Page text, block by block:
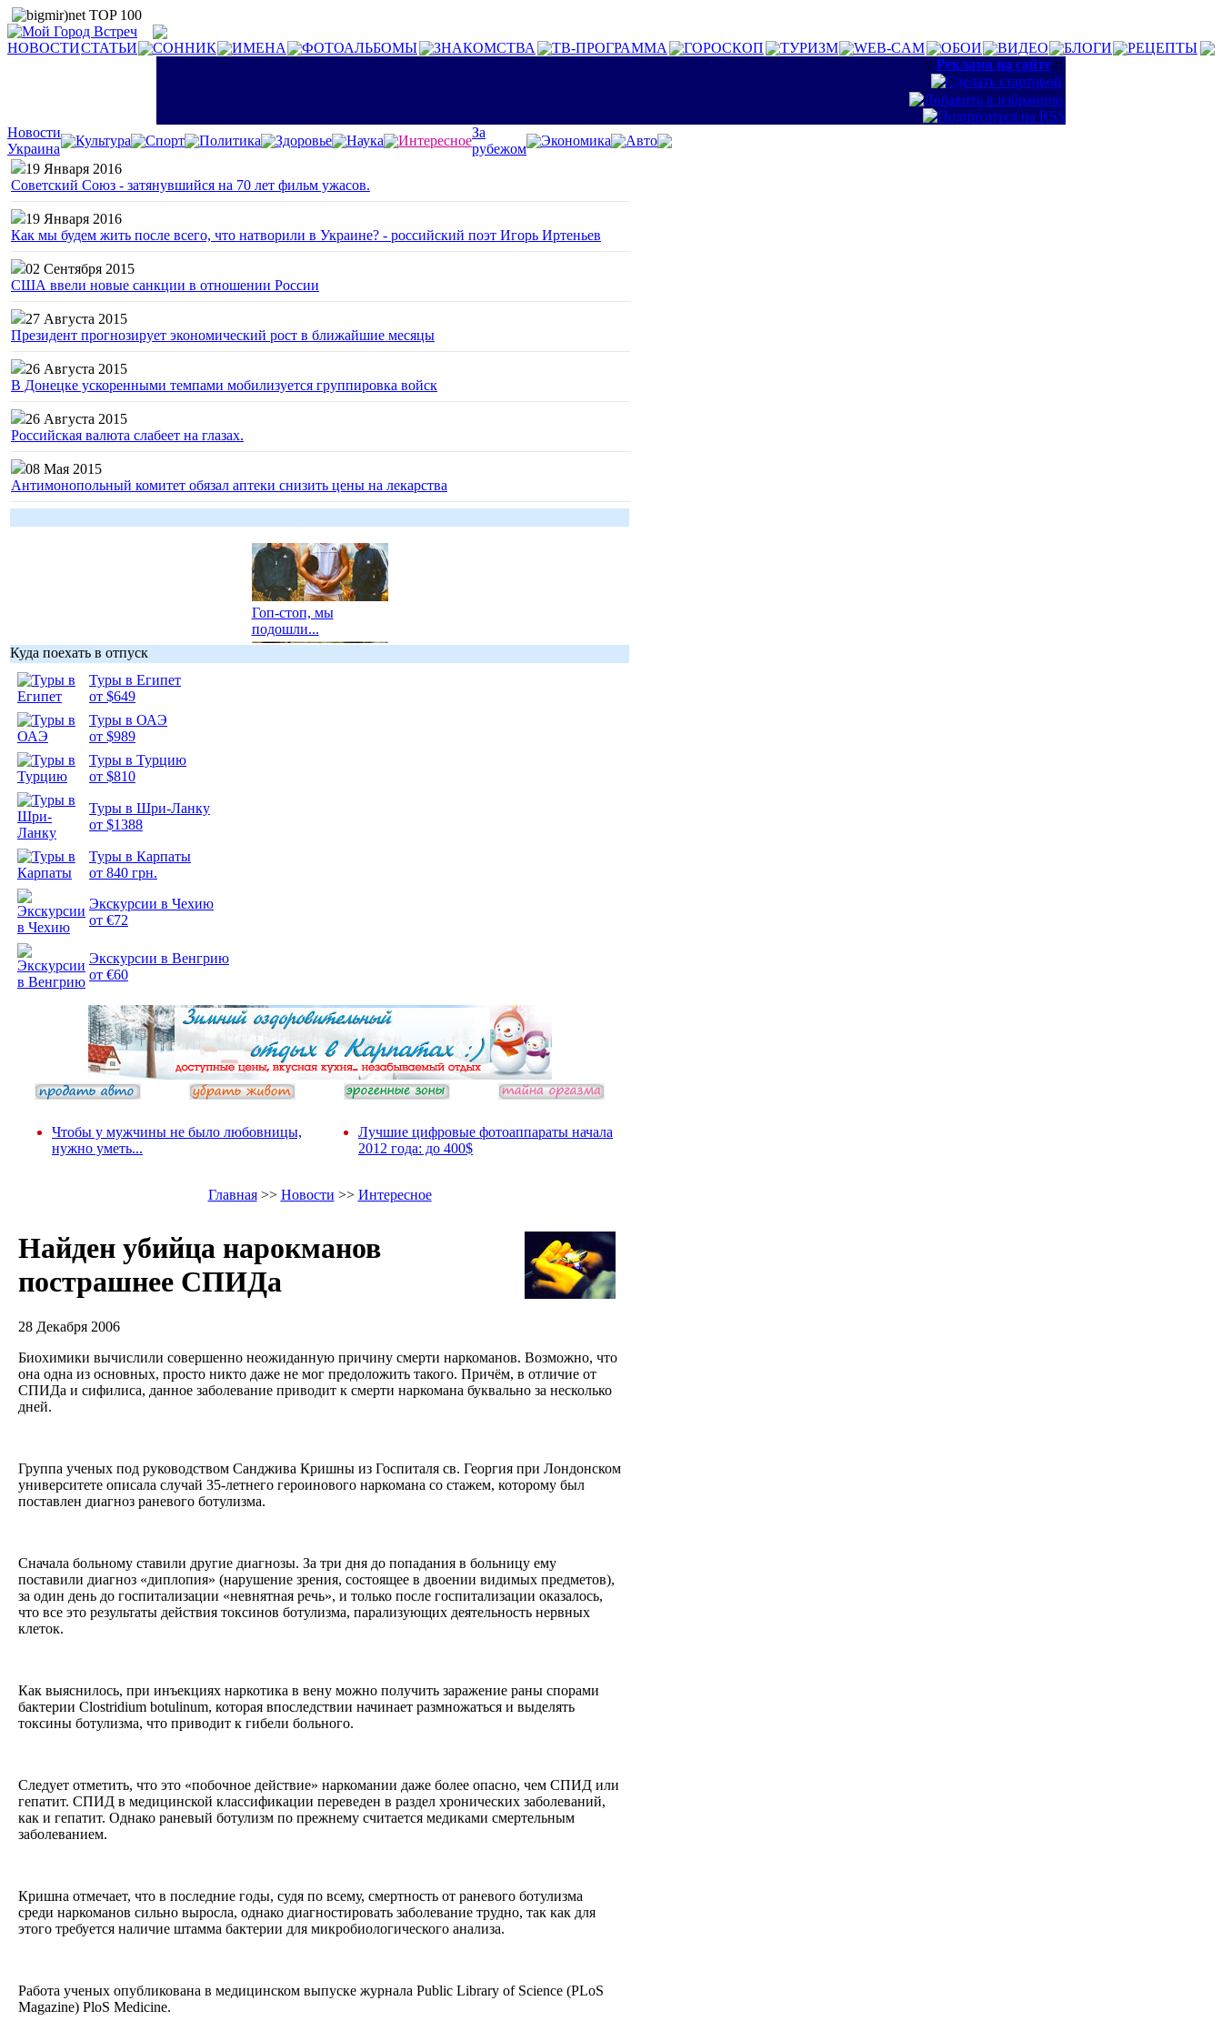
НОВОСТИСТАТЬИ СОННИК ИМЕНА ФОТОАЛЬБОМЫ ЗНАКОМСТВА ТВ-ПРОГРАММА ГОРОСКОП ТУРИЗМ WEB-CAM ОБОИ ВИДЕО БЛОГИ
РЕЦЕПТЫ
:: Реклама на сайте ::
Новости
Украина
Культура Спорт Политика Здоровье Наука Интересное
За
рубежом
Экономика
Авто
19 Января 2016
Советский Союз - затянувшийся на 70 лет фильм ужасов.
19 Января 2016
Как мы будем жить после всего, что натворили в Украине? - российский поэт Игорь Иртеньев
02 Сентября 2015
США ввели новые санкции в отношении России
27 Августа 2015
Президент прогнозирует экономический рост в ближайшие месяцы
26 Августа 2015
В Донецке ускоренными темпами мобилизуется группировка войск
26 Августа 2015
Российская валюта слабеет на глазах.
08 Мая 2015
Антимонопольный комитет обязал аптеки снизить цены на лекарства
Гоп-стоп, мы
подошли...
Куда поехать в отпуск
Туры в Египет
от $649
Туры в ОАЭ
от $989
Туры в Турцию
от $810
Туры в Шри-Ланку
от $1388
Туры в Карпаты
от 840 грн.
Экскурсии в Чехию
от €72
Экскурсии в Венгрию
от €60
Чтобы у мужчины не было любовницы,
нужно уметь...
Лучшие цифровые фотоаппараты начала
2012 года: до 400$
Главная>> Новости >> Интересное
Найден убийца нарокманов
пострашнее СПИДа
28 Декабря 2006
Биохимики вычислили совершенно неожиданную причину смерти наркоманов. Возможно, что
она одна из основных, просто никто даже не мог предоложить такого. Причём, в отличие от
СПИДа и сифилиса, данное заболевание приводит к смерти наркомана буквально за несколько
дней.
Группа ученых под руководством Санджива Кришны из Госпиталя св. Георгия при Лондонском
университете описала случай 35-летнего героинового наркомана со стажем, которому был
поставлен диагноз раневого ботулизма.
Сначала больному ставили другие диагнозы. За три дня до попадания в больницу ему
поставили диагноз «диплопия» (нарушение зрения, состоящее в двоении видимых предметов),
за один день до госпитализации «невнятная речь», и только после госпитализации оказалось,
что все это результаты действия токсинов ботулизма, парализующих деятельность нервных
клеток.
Как выяснилось, при инъекциях наркотика в вену можно получить заражение раны спорами
бактерии Clostridium botulinum, которая впоследствии начинает размножаться и выделять
токсины ботулизма, что приводит к гибели больного.
Следует отметить, что это «побочное действие» наркомании даже более опасно, чем СПИД или
гепатит. СПИД в медицинской классификации переведен в раздел хронических заболеваний,
как и гепатит. Однако раневый ботулизм по прежнему считается медиками смертельным
заболеванием.
Кришна отмечает, что в последние годы, судя по всему, смертность от раневого ботулизма
среди наркоманов сильно выросла, однако диагностировать заболевание трудно, так как для
этого требуется наличие штамма бактерии для микробиологического анализа.
Работа ученых опубликована в медицинском выпуске журнала Public Library of Science (PLoS
Magazine) PloS Medicine.